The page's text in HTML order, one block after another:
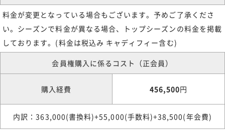
料金が変更となっている場合もございます。予めご了承くださ
い。シーズンで料金が異なる場合、トップシーズンの料金を掲載
しております。(料金は税込み キャディフィー含む)
会員権購入に係るコスト（正会員）
購入経費 456,500円
内訳：363,000(書換料)+55,000(手数料)+38,500(年会費)